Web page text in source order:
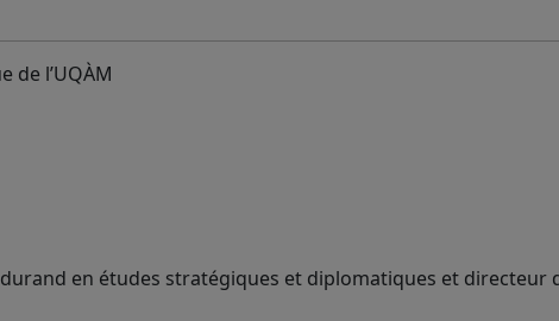
de l’UQÀM
en études stratégiques et diplomatiques et directeur